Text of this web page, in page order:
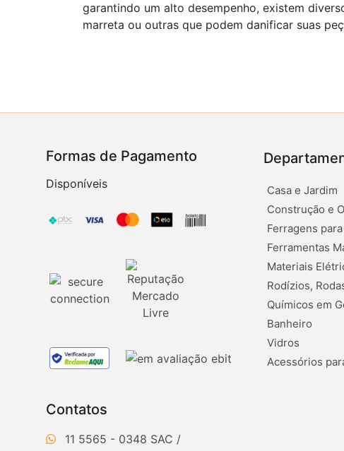
garantindo um alto desempenho, existem
marreta ou outras que podem danificar suas
Contatos
11 5565 - 0348
Casa e Jardim
Construção e
Ferragens
Ferramentas
Materiais
Rodízios,
Químicos em
Banheiro
Vidros
Acessórios
Formas de Pagamento
Disponíveis